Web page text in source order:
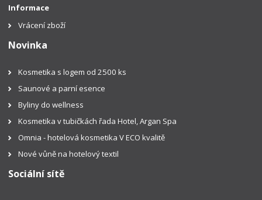
Informace
Vrácení zboží
Novinka
Kosmetika s logem od 2500 ks
Saunové a parní esence
Byliny do wellness
Kosmetika v tubičkách řada Hotel, Argan Spa
Omnia - hotelová kosmetika V ECO kvalitě
Nové vůně na hotelový textil
Sociální sítě